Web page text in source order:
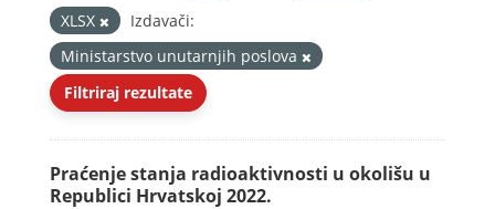
XLSX
Izdavači:
Ministarstvo unutarnjih poslova
Filtriraj rezultate
Praćenje stanja radioaktivnosti u okolišu u
Republici Hrvatskoj 2022.